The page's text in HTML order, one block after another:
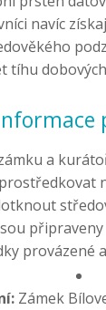
navíc
tíhu
a
provázené
Zámek